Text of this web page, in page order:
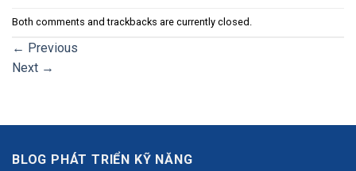
Both comments and trackbacks are currently closed.
← Previous
Next →
BLOG PHÁT TRIỂN KỸ NĂNG